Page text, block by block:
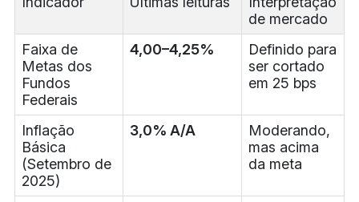
de mercado
Faixa de
Metas dos
Fundos
Federais
4,00–4,25%
Definido para
ser cortado
em 25 bps
Inflação
Básica
(Setembro de
2025)
3,0% A/A
Moderando,
mas acima
da meta